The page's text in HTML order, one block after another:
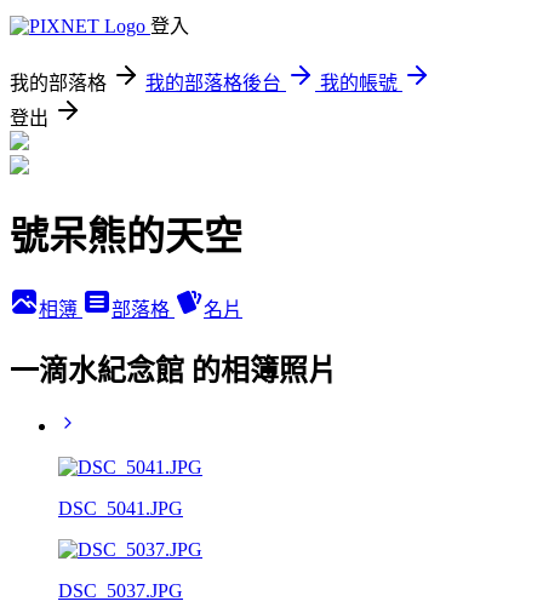
登入
我的部落格 我的部落格後台
我的帳號
登出
號呆熊的天空
相簿 部落格 名片
一滴水紀念館 的相簿照片
DSC_5041.JPG
DSC_5037.JPG